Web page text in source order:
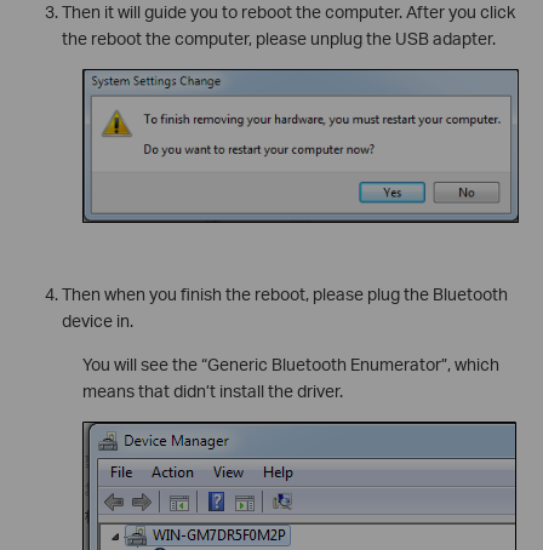
Then it will guide you to reboot the computer. After you click
the reboot the computer, please unplug the USB adapter.
Then when you finish the reboot, please plug the Bluetooth
device in.
You will see the “Generic Bluetooth Enumerator”, which
means that didn’t install the driver.